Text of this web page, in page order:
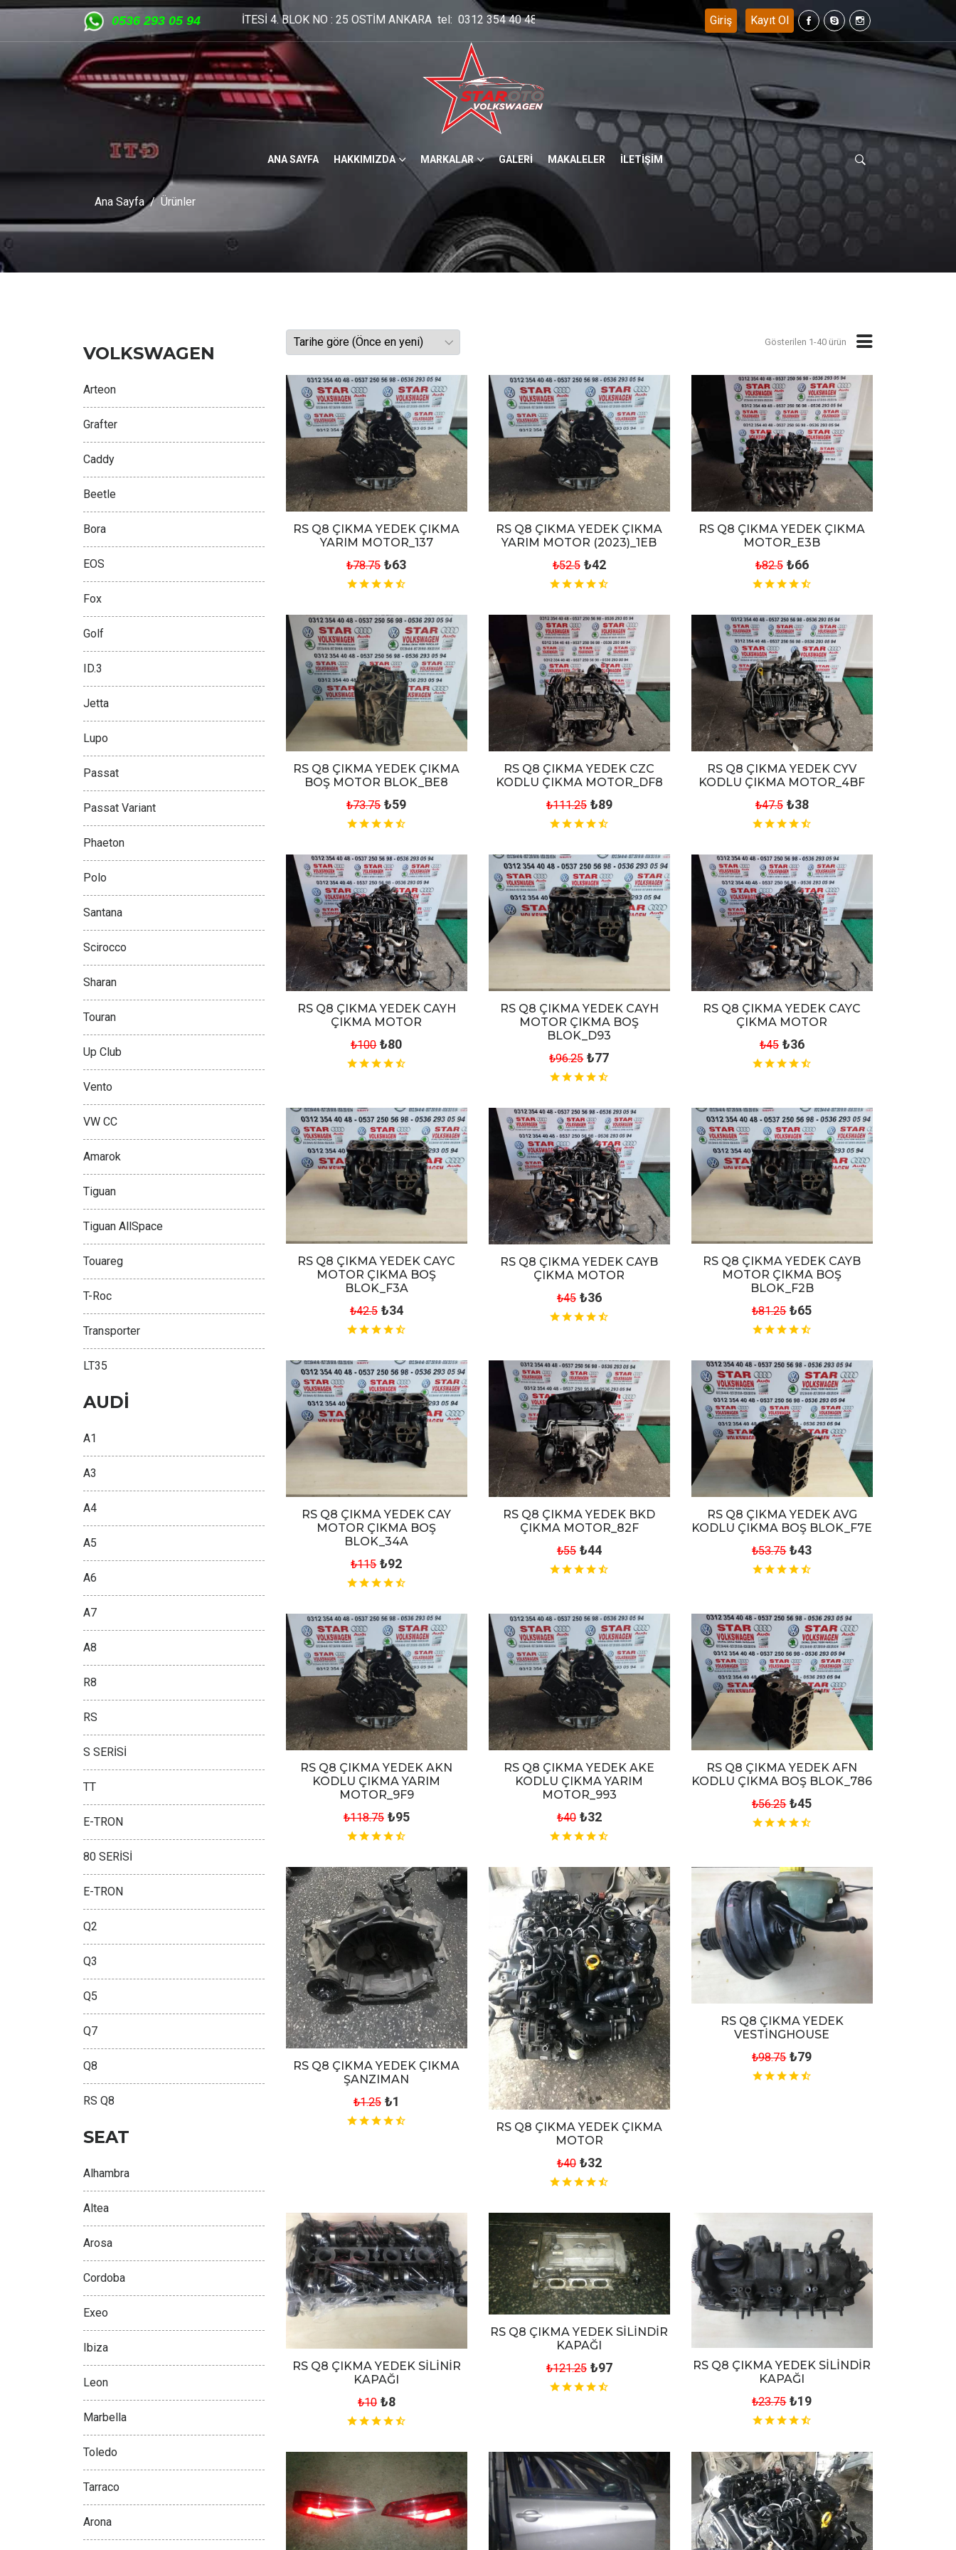
0536 293 05 94
YILDIZ SANAYİ SİTESİ 4. BLOK NO : 25 OSTİM ANKARA tel: 0312 354 40 48 - Whatsapp hattı 0536 293 05 94 - Cep: 0537 250 56 98 - 0536 293 05 94 ....
ANA SAYFA HAKKIMIZDA MARKALAR GALERİ MAKALELER İLETİŞİM
Ana Sayfa Ürünler
Gösterilen 1-40 ürün
RS Q8 ÇIKMA YEDEK ÇIKMA
YARIM MOTOR_137
₺78.75 ₺63
RS Q8 ÇIKMA YEDEK ÇIKMA
YARIM MOTOR (2023)_1EB
₺52.5 ₺42
RS Q8 ÇIKMA YEDEK ÇIKMA
MOTOR_E3B
₺82.5 ₺66
RS Q8 ÇIKMA YEDEK ÇIKMA
BOŞ MOTOR BLOK_BE8
₺73.75 ₺59
RS Q8 ÇIKMA YEDEK CZC
KODLU ÇIKMA MOTOR_DF8
₺111.25 ₺89
RS Q8 ÇIKMA YEDEK CYV
KODLU ÇIKMA MOTOR_4BF
₺47.5 ₺38
RS Q8 ÇIKMA YEDEK CAYH
ÇIKMA MOTOR
₺100 ₺80
RS Q8 ÇIKMA YEDEK CAYH
MOTOR ÇIKMA BOŞ
BLOK_D93
₺96.25 ₺77
RS Q8 ÇIKMA YEDEK CAYC
ÇIKMA MOTOR
₺45 ₺36
RS Q8 ÇIKMA YEDEK CAYC
MOTOR ÇIKMA BOŞ
BLOK_F3A
₺42.5 ₺34
RS Q8 ÇIKMA YEDEK CAYB
ÇIKMA MOTOR
₺45 ₺36
RS Q8 ÇIKMA YEDEK CAYB
MOTOR ÇIKMA BOŞ
BLOK_F2B
₺81.25 ₺65
RS Q8 ÇIKMA YEDEK CAY
MOTOR ÇIKMA BOŞ
BLOK_34A
₺115 ₺92
RS Q8 ÇIKMA YEDEK BKD
ÇIKMA MOTOR_82F
₺55 ₺44
RS Q8 ÇIKMA YEDEK AVG
KODLU ÇIKMA BOŞ BLOK_F7E
₺53.75 ₺43
RS Q8 ÇIKMA YEDEK AKN
KODLU ÇIKMA YARIM
MOTOR_9F9
₺118.75 ₺95
RS Q8 ÇIKMA YEDEK AKE
KODLU ÇIKMA YARIM
MOTOR_993
₺40 ₺32
RS Q8 ÇIKMA YEDEK AFN
KODLU ÇIKMA BOŞ BLOK_786
₺56.25 ₺45
RS Q8 ÇIKMA YEDEK ÇIKMA
ŞANZIMAN
₺1.25 ₺1
RS Q8 ÇIKMA YEDEK ÇIKMA
MOTOR
₺40 ₺32
RS Q8 ÇIKMA YEDEK
VESTİNGHOUSE
₺98.75 ₺79
RS Q8 ÇIKMA YEDEK SİLİNİR
KAPAĞI
₺10 ₺8
RS Q8 ÇIKMA YEDEK SİLİNDİR
KAPAĞI
₺121.25 ₺97
RS Q8 ÇIKMA YEDEK SİLİNDİR
KAPAĞI
₺23.75 ₺19
VOLKSWAGEN
Arteon
Grafter
Caddy
Beetle
Bora
EOS
Fox
Golf
ID.3
Jetta
Lupo
Passat
Passat Variant
Phaeton
Polo
Santana
Scirocco
Sharan
Touran
Up Club
Vento
VW CC
Amarok
Tiguan
Tiguan AllSpace
Touareg
T-Roc
Transporter
LT35
AUDİ
A1
A3
A4
A5
A6
A7
A8
R8
RS
S SERİSİ
TT
E-TRON
80 SERİSİ
E-TRON
Q2
Q3
Q5
Q7
Q8
RS Q8
SEAT
Alhambra
Altea
Arosa
Cordoba
Exeo
Ibiza
Leon
Marbella
Toledo
Tarraco
Arona